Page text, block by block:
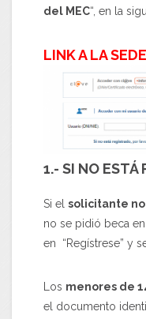
del MEC“, en la
LINK A LA SEDE
1.- SI NO ESTÁ
Si el solicitante
no se pidió beca
en “Regístrese” y
Los menores de
el documento